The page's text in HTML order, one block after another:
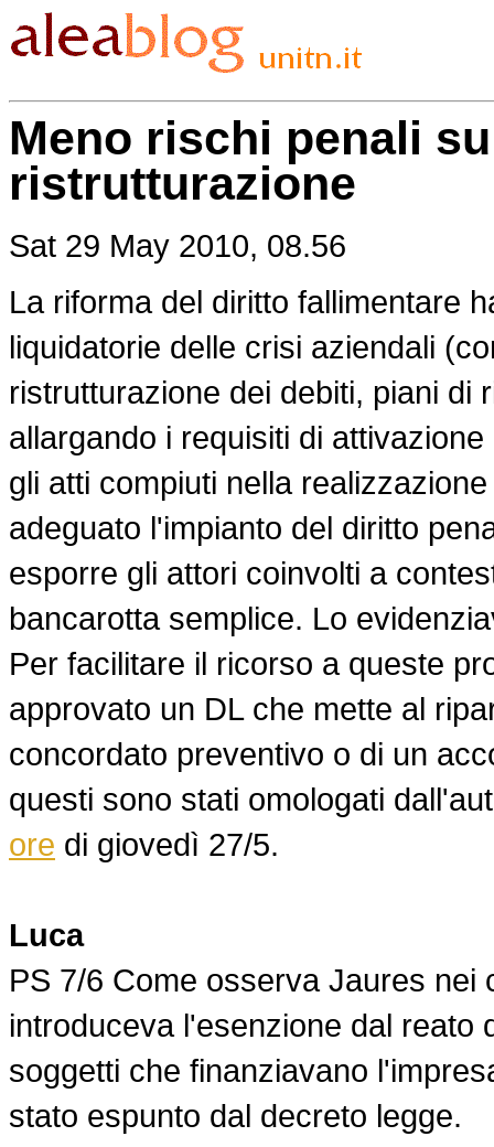
Meno rischi penali
ristrutturazione
Sat 29 May 2010, 08.56
La riforma del diritto fallimentare
liquidatorie delle crisi aziendali
ristrutturazione dei debiti, piani di
allargando i requisiti di
gli atti compiuti nella
adeguato l'impianto del diritto
esporre gli attori coinvolti a
bancarotta semplice. Lo
Per facilitare il ricorso a queste
approvato un DL che mette al
concordato preventivo o di un
questi sono stati omologati
ore di giovedì 27/5.
Luca
PS 7/6 Come osserva Jaures
introduceva l'esenzione dal reato
soggetti che finanziavano
stato espunto dal decreto legge.